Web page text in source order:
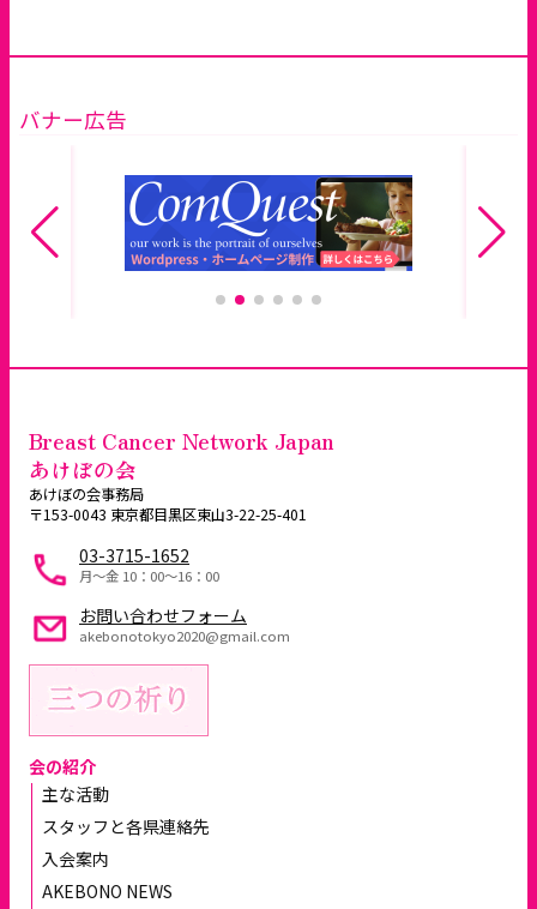
バナー広告
Breast Cancer Network Japan
あけぼの会
あけぼの会事務局
〒153-0043 東京都目黒区東山3-22-25-401
03-3715-1652
月～金 10：00〜16：00
お問い合わせフォーム
akebonotokyo2020@gmail.com
会の紹介
主な活動
スタッフと各県連絡先
入会案内
AKEBONO NEWS